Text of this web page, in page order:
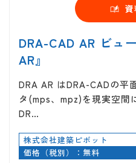
DRA-CAD AR ビュ
AR』
DRA AR はDRA-CADの平
タ(mps、mpz)を現実空間
DR…
株式会社建築ピボット
価格（税別）：無料